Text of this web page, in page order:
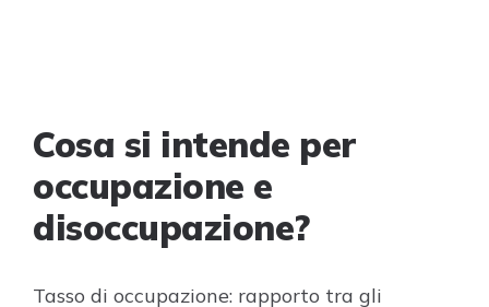
Cosa si intende per
occupazione e
disoccupazione?
Tasso di occupazione: rapporto tra gli